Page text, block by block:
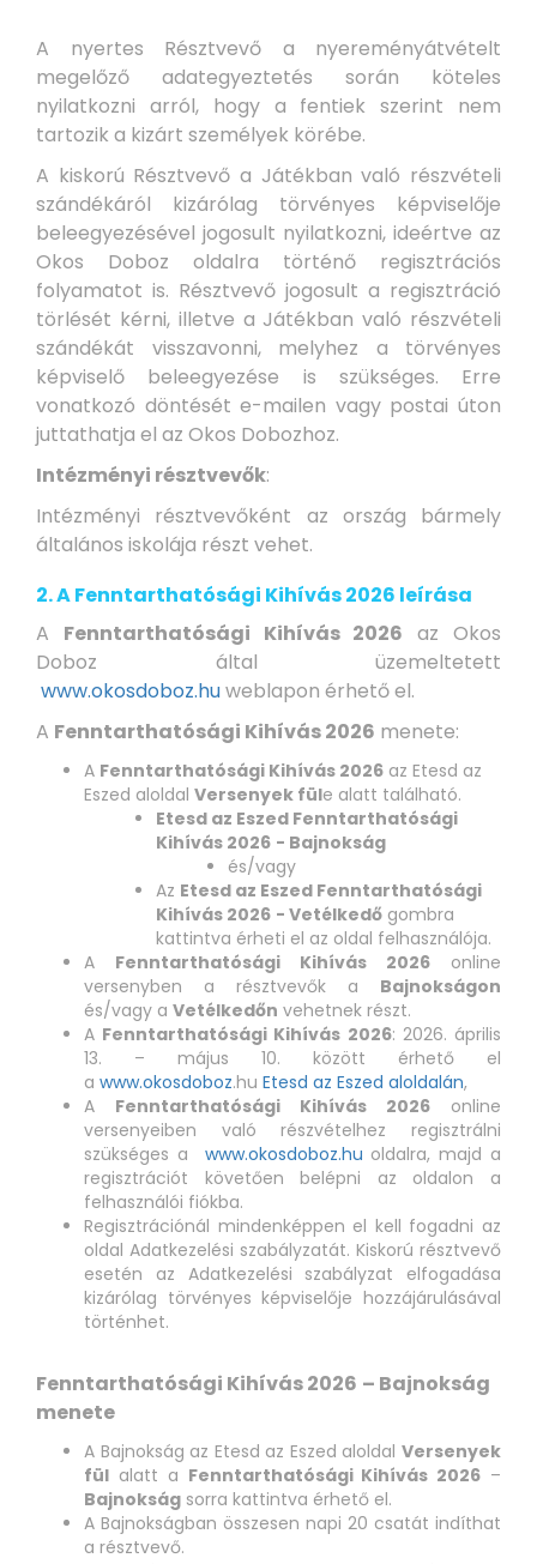
A nyertes Résztvevő a nyereményátvételt
megelőző adategyeztetés során köteles
nyilatkozni arról, hogy a fentiek szerint nem
tartozik a kizárt személyek körébe.
A kiskorú Résztvevő a Játékban való részvételi
szándékáról kizárólag törvényes képviselője
beleegyezésével jogosult nyilatkozni, ideértve az
Okos Doboz oldalra történő regisztrációs
folyamatot is. Résztvevő jogosult a regisztráció
törlését kérni, illetve a Játékban való részvételi
szándékát visszavonni, melyhez a törvényes
képviselő beleegyezése is szükséges. Erre
vonatkozó döntését e-mailen vagy postai úton
juttathatja el az Okos Dobozhoz.
Intézményi résztvevők:
Intézményi résztvevőként az ország bármely
általános iskolája részt vehet.
2. A Fenntarthatósági Kihívás 2026 leírása
A Fenntarthatósági Kihívás 2026 az Okos
Doboz által üzemeltetett
www.okosdoboz.huweblapon érhető el.
A Fenntarthatósági Kihívás 2026 menete:
A Fenntarthatósági Kihívás 2026 az Etesd az
Eszed aloldal Versenyek füle alatt található.
Etesd az Eszed Fenntarthatósági
Kihívás 2026 - Bajnokság
és/vagy
Az Etesd az Eszed Fenntarthatósági
Kihívás 2026 - Vetélkedő gombra
kattintva érheti el az oldal felhasználója.
A Fenntarthatósági Kihívás 2026 online
versenyben a résztvevők a Bajnokságon
és/vagy a Vetélkedőn vehetnek részt.
A Fenntarthatósági Kihívás 2026: 2026. április
13. – május 10. között érhető el
a www.okosdoboz.hu Etesd az Eszed aloldalán,
A Fenntarthatósági Kihívás 2026 online
versenyeiben való részvételhez regisztrálni
szükséges a www.okosdoboz.hu oldalra, majd a
regisztrációt követően belépni az oldalon a
felhasználói fiókba.
Regisztrációnál mindenképpen el kell fogadni az
oldal Adatkezelési szabályzatát. Kiskorú résztvevő
esetén az Adatkezelési szabályzat elfogadása
kizárólag törvényes képviselője hozzájárulásával
történhet.
Fenntarthatósági Kihívás 2026 – Bajnokság
menete
A Bajnokság az Etesd az Eszed aloldal Versenyek
fül alatt a Fenntarthatósági Kihívás 2026 –
Bajnokság sorra kattintva érhető el.
A Bajnokságban összesen napi 20 csatát indíthat
a résztvevő.